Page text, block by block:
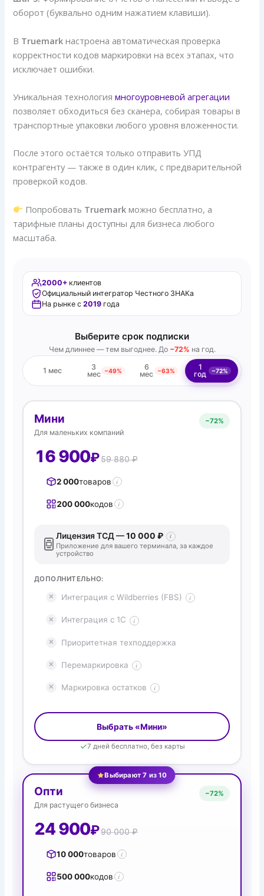
оборот (буквально одним нажатием клавиши).
В Truemarkнастроена автоматическая проверка
корректности кодов маркировки на всех этапах, что
исключает ошибки.
Уникальная технологиямногоуровневой агрегации
позволяет обходиться без сканера, собирая товары в
транспортные упаковки любого уровня вложенности.
После этого остаётся только отправить УПД
контрагенту — также в один клик, с предварительной
проверкой кодов.
Попробовать Truemark можно бесплатно, а
тарифные планы доступны для бизнеса любого
масштаба.
2000+ клиентов
Официальный интегратор Честного ЗНАКа
На рынке с2019 года
Выберите срок подписки
Чем длиннее — тем выгоднее. До −72% на год.
1 мес
3
мес
−49%
6
мес
−63%
1
год
−72%
Мини
Для маленьких компаний
−72%
16 900₽59 880 ₽
2 000товаров i
200 000кодов i
Лицензия ТСД —10 000 ₽ i
Приложение для вашего терминала, за каждое
устройство
ДОПОЛНИТЕЛЬНО:
Интеграция с Wildberries (FBS) i
Интеграция с 1С i
Приоритетная техподдержка
Перемаркировка i
Маркировка остатков i
Выбрать «Мини»
7 дней бесплатно, без карты
Выбирают 7 из 10
Опти
Для растущего бизнеса
−72%
24 900₽90 000 ₽
10 000товаров i
500 000кодов i